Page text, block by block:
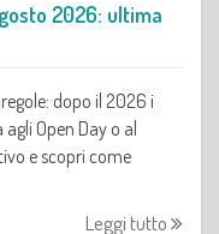
2026: ultima
dopo il 2026 i
Open Day o al
e scopri come
Leggi tutto